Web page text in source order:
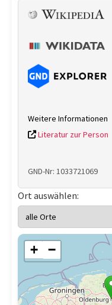
Weitere Informationen
Literatur zur Person
GND-Nr: 1033721069
Ort auswählen:
+ −